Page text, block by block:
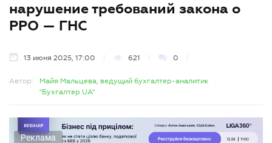
нарушение требований закона о
РРО — ГНС
13 июня 2025, 17:00 621 0
Автор:
Майя Мальцева, ведущий бухгалтер-аналитик
"Бухгалтер.UA"
Реклама